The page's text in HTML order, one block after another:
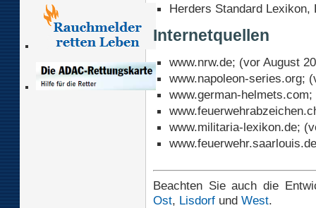
Herders Standard Lexikon,
Internetquellen
www.nrw.de; (vor August
www.napoleon-series.org;
www.german-
www.militaria-lexikon.de;
Beachten Sie auch die
Ost, Lisdorf und West.